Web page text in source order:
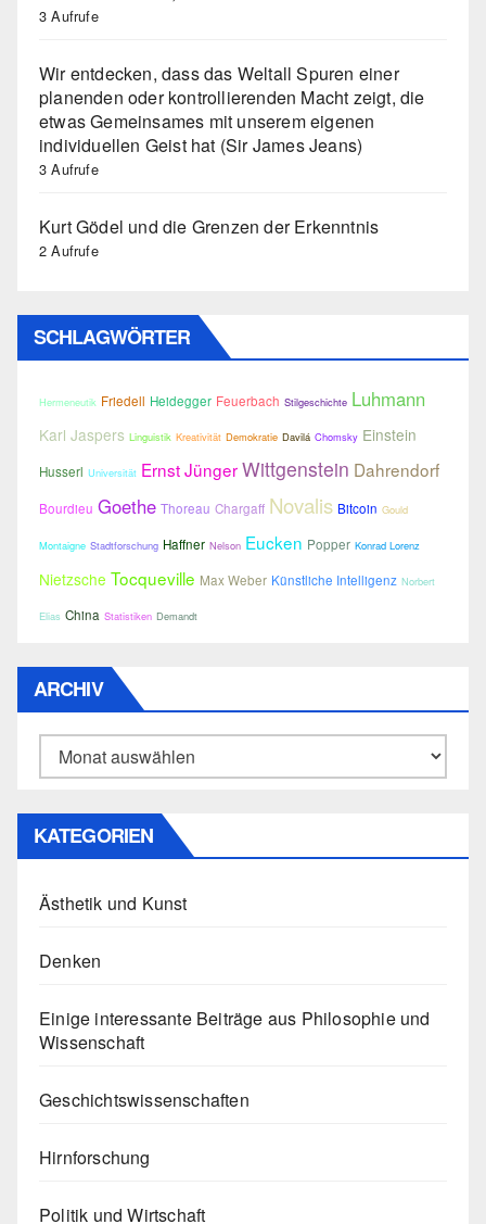
3 Aufrufe
Wir entdecken, dass das Weltall Spuren einer
planenden oder kontrollierenden Macht zeigt, die
etwas Gemeinsames mit unserem eigenen
individuellen Geist hat (Sir James Jeans)
3 Aufrufe
Kurt Gödel und die Grenzen der Erkenntnis
2 Aufrufe
SCHLAGWÖRTER
Hermeneutik Friedell Heidegger Feuerbach Stilgeschichte Luhmann
Karl Jaspers Linguistik Kreativität Demokratie Davilá Chomsky Einstein
Husserl Universität Ernst JüngerWittgenstein Dahrendorf
Bourdieu Goethe Thoreau Chargaff Novalis Bitcoin Gould
Montaigne Stadtforschung Haffner Nelson Eucken Popper Konrad Lorenz
Nietzsche Tocqueville Max Weber Künstliche Intelligenz Norbert
Elias China Statistiken Demandt
ARCHIV
Archiv
KATEGORIEN
Ästhetik und Kunst
Denken
Einige interessante Beiträge aus Philosophie und
Wissenschaft
Geschichtswissenschaften
Hirnforschung
Politik und Wirtschaft